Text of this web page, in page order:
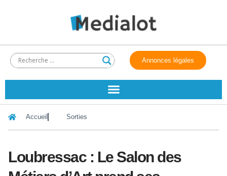
Annonces légales
Accueil Sorties
Loubressac : Le Salon des